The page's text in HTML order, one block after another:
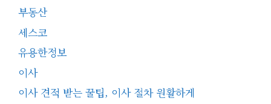
부동산
세스코
유용한정보
이사
이사 견적 받는 꿀팁, 이사 절차 원활하게